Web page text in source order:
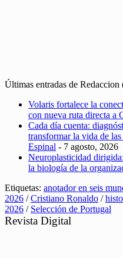
Últimas entradas de Redaccion
Volaris fortalece la
con nueva ruta directa a
Cada día cuenta:
transformar la vida de
Espinal - 7 agosto, 2026
Neuroplasticidad
la biología de la
Etiquetas: anotador en seis
2026 /Cristiano Ronaldo /
2026 / Selección de Portugal
Revista Digital